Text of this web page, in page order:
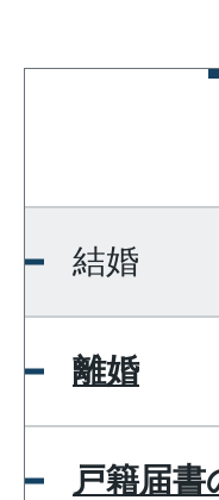
結婚
離婚
戸籍届